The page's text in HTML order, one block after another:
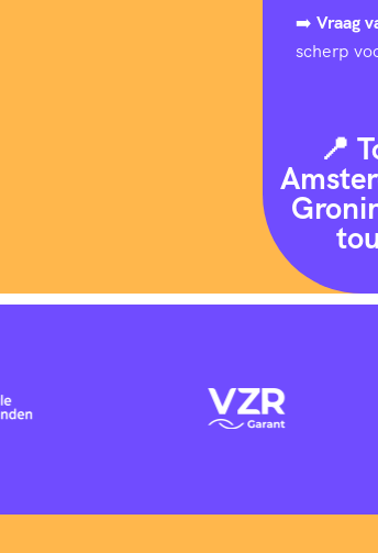
➡️ Vraag
scherp
📍